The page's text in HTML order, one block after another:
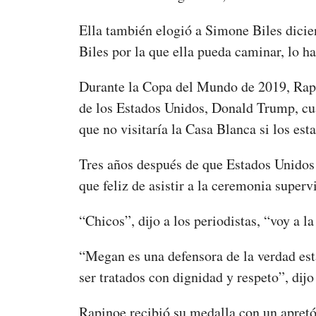
Ella también elogió a Simone Biles
Biles por la que ella pueda caminar, lo
Durante la Copa del Mundo de 2019,
de los Estados Unidos, Donald Trump,
que no visitaría la Casa Blanca si los
Tres años después de que Estados
que feliz de asistir a la ceremonia
“Chicos”, dijo a los periodistas, “voy a
“Megan es una defensora de la verdad
ser tratados con dignidad y respeto”,
Rapinoe recibió su medalla con un